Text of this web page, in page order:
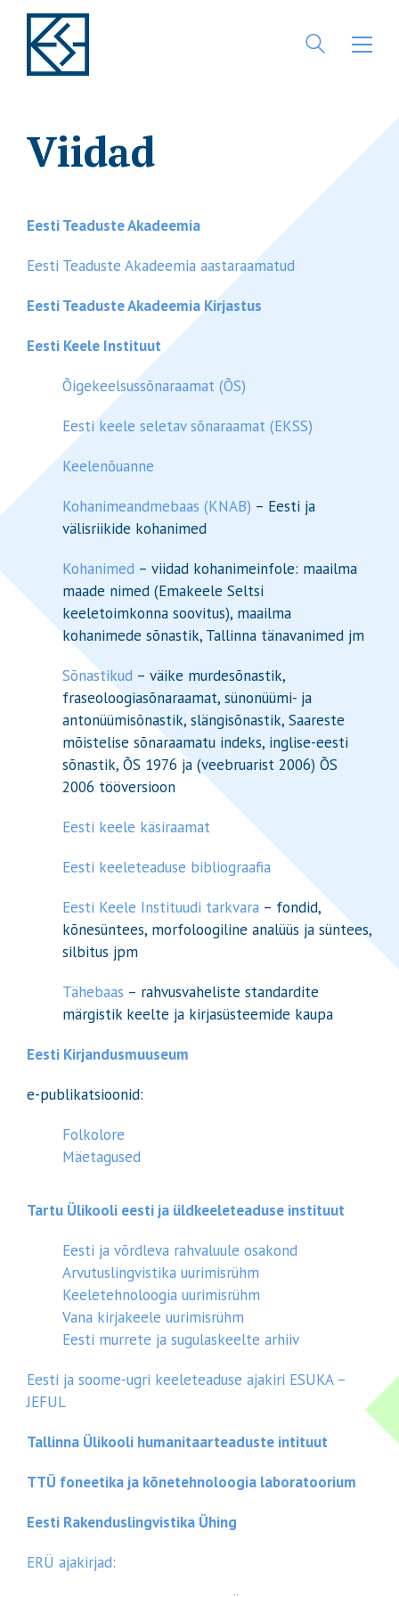
Viidad
Eesti Teaduste Akadeemia
Eesti Teaduste Akadeemia aastaraamatud
Eesti Teaduste Akadeemia Kirjastus
Eesti Keele Instituut
Õigekeelsussõnaraamat (ÕS)
Eesti keele seletav sõnaraamat (EKSS)
Keelenõuanne
Kohanimeandmebaas (KNAB) – Eesti ja
välisriikide kohanimed
Kohanimed – viidad kohanimeinfole: maailma
maade nimed (Emakeele Seltsi
keeletoimkonna soovitus), maailma
kohanimede sõnastik, Tallinna tänavanimed jm
Sõnastikud – väike murdesõnastik,
fraseoloogiasõnaraamat, sünonüümi- ja
antonüümisõnastik, slängisõnastik, Saareste
mõistelise sõnaraamatu indeks, inglise-eesti
sõnastik, ÕS 1976 ja (veebruarist 2006) ÕS
2006 tööversioon
Eesti keele käsiraamat
Eesti keeleteaduse bibliograafia
Eesti Keele Instituudi tarkvara – fondid,
kõnesüntees, morfoloogiline analüüs ja süntees,
silbitus jpm
Tähebaas – rahvusvaheliste standardite
märgistik keelte ja kirjasüsteemide kaupa
Eesti Kirjandusmuuseum
e-publikatsioonid:
Folkolore
Mäetagused
Tartu Ülikooli eesti ja üldkeeleteaduse instituut
Eesti ja võrdleva rahvaluule osakond
Arvutuslingvistika uurimisrühm
Keeletehnoloogia uurimisrühm
Vana kirjakeele uurimisrühm
Eesti murrete ja sugulaskeelte arhiiv
Eesti ja soome-ugri keeleteaduse ajakiri ESUKA –
JEFUL
Tallinna Ülikooli humanitaarteaduste intituut
TTÜ foneetika ja kõnetehnoloogia laboratoorium
Eesti Rakenduslingvistika Ühing
ERÜ ajakirjad: